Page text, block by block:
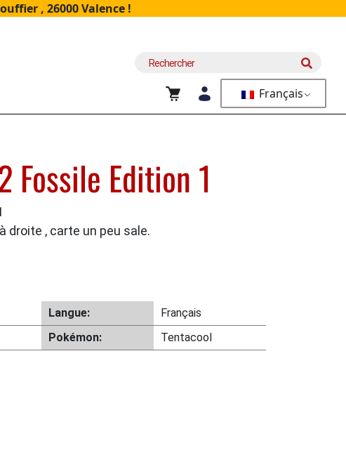
, 26000 Valence !
Recherche
Français
Edition 1
droite , carte un peu sale.
Langue:
Français
Pokémon: Tentacool